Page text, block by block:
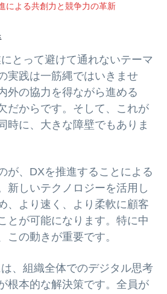
による共創力と競争力の革新
とって避けて通れないテーマ
実践は一筋縄ではいきませ
外の協力を得ながら進める
だからです。そして、これが
時に、大きな障壁でもありま
が、DXを推進することによる
新しいテクノロジーを活用し
、より速く、より柔軟に顧客
とが可能になります。特に中
この動きが重要です。
、組織全体でのデジタル思考
根本的な解決策です。全員が